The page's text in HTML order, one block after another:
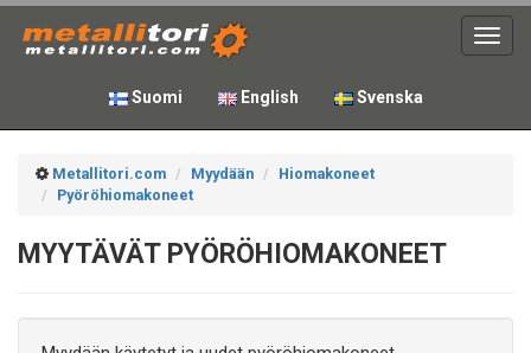
Suomi English Svenska
Metallitori.com Myydään
Hiomakoneet
Pyöröhiomakoneet
MYYTÄVÄT PYÖRÖHIOMAKONEET